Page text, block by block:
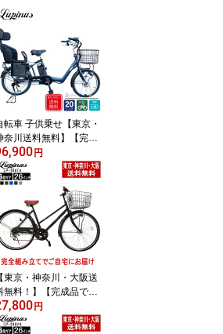
転車 子供乗せ【東京・
奈川送料無料】【完成
配送】電動自転車 電動
シスト自転車 自転車 2
ンチ LUPINUS bySUI
SUI 内装3段付き LP-B
M-DLX203-KNRJ樹脂子
乗せセット！
円
【東京・神奈川・大阪送
無料！】【完成品でお
け】自転車 26インチ
しゃれ Lupinus(ルピナ
円